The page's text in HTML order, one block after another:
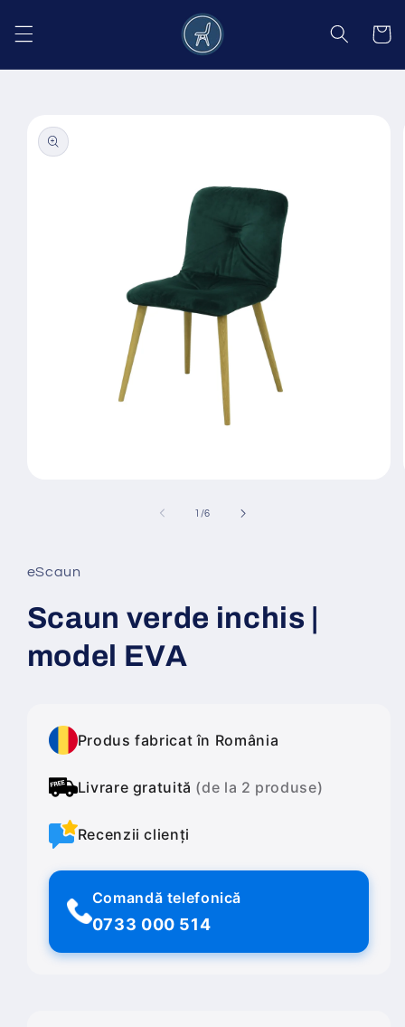
conținut
Coș
informațiile
despre
produs
fereastră
modală
1 /din
6
eScaun
Scaun verde inchis |
model EVA
Produs fabricat în România
Livrare gratuită (de la 2 produse)
Recenzii clienți
Comandă telefonică
0733 000 514